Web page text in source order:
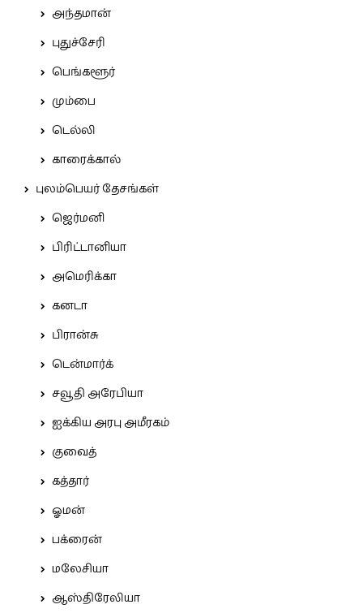
அந்தமான்
புதுச்சேரி
பெங்களூர்
மும்பை
டெல்லி
காரைக்கால்
புலம்பெயர் தேசங்கள்
ஜெர்மனி
பிரிட்டானியா
அமெரிக்கா
கனடா
பிரான்சு
டென்மார்க்
சவூதி அரேபியா
ஐக்கிய அரபு அமீரகம்
குவைத்
கத்தார்
ஓமன்
பக்ரைன்
மலேசியா
ஆஸ்திரேலியா